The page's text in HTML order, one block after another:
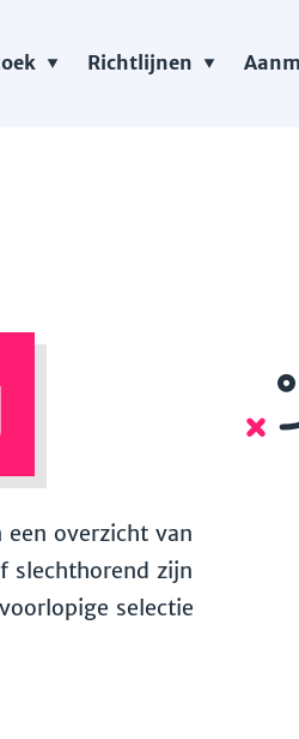
Richtlijnen
een overzicht van
slechthorend zijn
selectie